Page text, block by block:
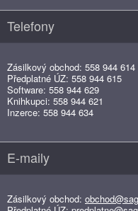
Telefony
Zásilkový obchod: 558 944 614
Předplatné ÚZ: 558 944 615
Software: 558 944 629
Knihkupci: 558 944 621
Inzerce: 558 944 634
E-maily
Zásilkový obchod: